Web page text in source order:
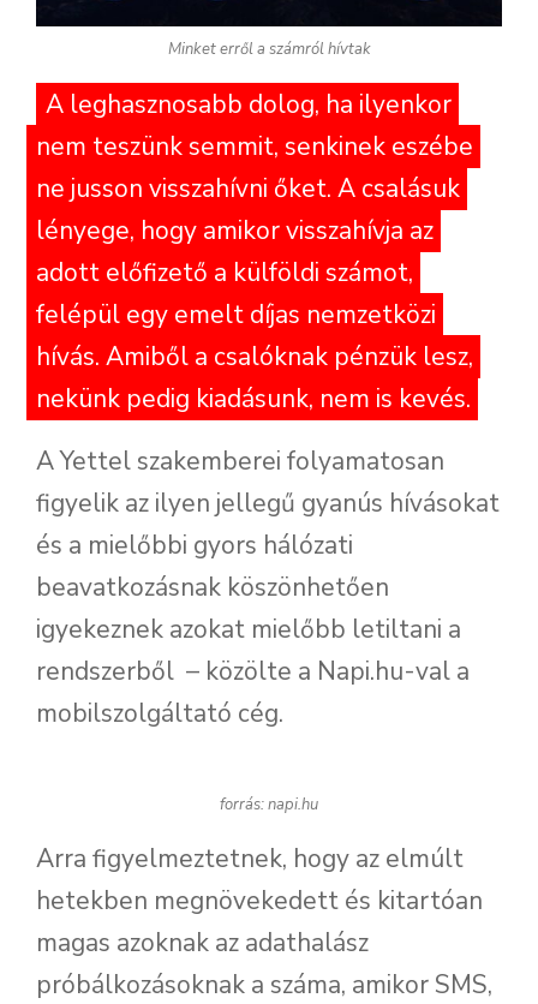
Minket erről a számról hívtak
A leghasznosabb dolog, ha ilyenkor
nem teszünk semmit, senkinek eszébe
ne jusson visszahívni őket. A csalásuk
lényege, hogy amikor visszahívja az
adott előfizető a külföldi számot,
felépül egy emelt díjas nemzetközi
hívás. Amiből a csalóknak pénzük lesz,
nekünk pedig kiadásunk, nem is kevés.
A Yettel szakemberei folyamatosan
figyelik az ilyen jellegű gyanús hívásokat
és a mielőbbi gyors hálózati
beavatkozásnak köszönhetően
igyekeznek azokat mielőbb letiltani a
rendszerből – közölte a Napi.hu-val a
mobilszolgáltató cég.
forrás: napi.hu
Arra figyelmeztetnek, hogy az elmúlt
hetekben megnövekedett és kitartóan
magas azoknak az adathalász
próbálkozásoknak a száma, amikor SMS,